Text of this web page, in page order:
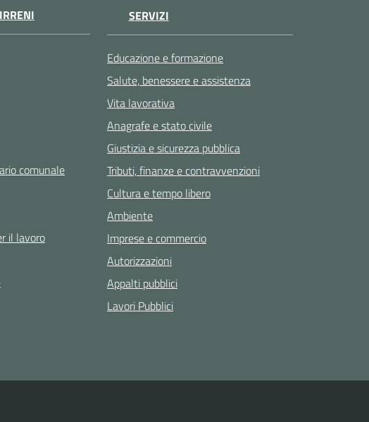
comunale
il lavoro
SERVIZI
Educazione e formazione
Salute, benessere e assistenza
Vita lavorativa
Anagrafe e stato civile
Giustizia e sicurezza pubblica
Tributi, finanze e contravvenzioni
Cultura e tempo libero
Ambiente
Imprese e commercio
Autorizzazioni
Appalti pubblici
Lavori Pubblici